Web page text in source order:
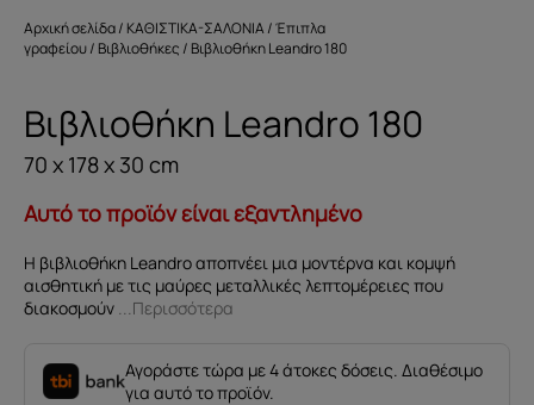
Αρχική σελίδα/ ΚΑΘΙΣΤΙΚΑ-ΣΑΛΟΝΙΑ/Έπιπλα
γραφείου/ Βιβλιοθήκες / Βιβλιοθήκη Leandro 180
Βιβλιοθήκη Leandro 180
70 x 178 x 30 cm
Αυτό το προϊόν είναι εξαντλημένο
Η βιβλιοθήκη Leandro αποπνέει μια μοντέρνα και κομψή
αισθητική με τις μαύρες μεταλλικές λεπτομέρειες που
διακοσμούν ...Περισσότερα
Αγοράστε τώρα με 4 άτοκες δόσεις. Διαθέσιμο
για αυτό το προϊόν.